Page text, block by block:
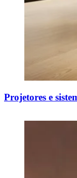
Projetores e